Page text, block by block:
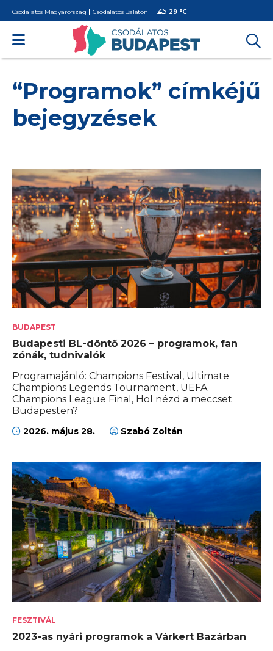
Csodálatos Magyarország Csodálatos Balaton 29 °C
“Programok” címkéjű
bejegyzések
BUDAPEST
Budapesti BL-döntő 2026 – programok, fan
zónák, tudnivalók
Programajánló: Champions Festival, Ultimate
Champions Legends Tournament, UEFA
Champions League Final, Hol nézd a meccset
Budapesten?
2026. május 28. Szabó Zoltán
FESZTIVÁL
2023-as nyári programok a Várkert Bazárban